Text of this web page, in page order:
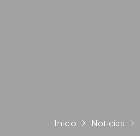
Inicio Noticias